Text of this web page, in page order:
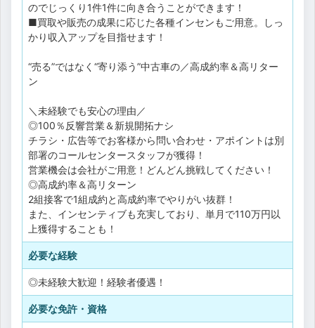
のでじっくり1件1件に向き合うことができます！
■買取や販売の成果に応じた各種インセンもご用意。しっ
かり収入アップを目指せます！
“売る”ではなく“寄り添う”中古車の／高成約率＆高リター
ン
＼未経験でも安心の理由／
◎100％反響営業＆新規開拓ナシ
チラシ・広告等でお客様から問い合わせ・アポイントは別
部署のコールセンタースタッフが獲得！
営業機会は会社がご用意！どんどん挑戦してください！
◎高成約率＆高リターン
2組接客で1組成約と高成約率でやりがい抜群！
また、インセンティブも充実しており、単月で110万円以
上獲得することも！
必要な経験
◎未経験大歓迎！経験者優遇！
必要な免許・資格